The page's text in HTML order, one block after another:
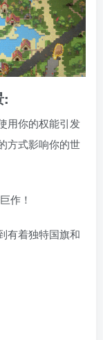
:
用你的权能引发
方式影响你的世
作！
有着独特国旗和